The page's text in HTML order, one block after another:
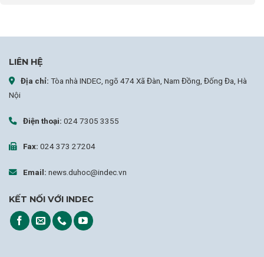
LIÊN HỆ
Địa chỉ: Tòa nhà INDEC, ngõ 474 Xã Đàn, Nam Đồng, Đống Đa, Hà
Nội
Điện thoại: 024 7305 3355
Fax: 024 373 27204
Email: news.duhoc@indec.vn
KẾT NỐI VỚI INDEC